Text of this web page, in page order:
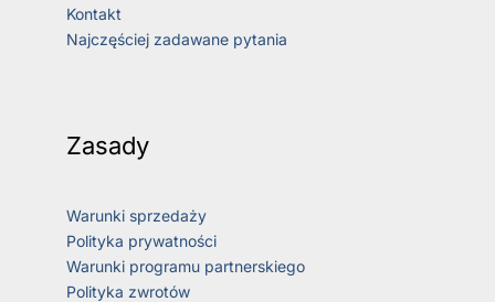
Kontakt
Najczęściej zadawane pytania
Zasady
Warunki sprzedaży
Polityka prywatności
Warunki programu partnerskiego
Polityka zwrotów